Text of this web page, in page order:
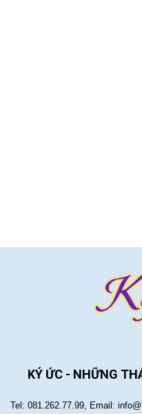
KÝ ỨC - NHỮNG
Tel: 081.262.77.99, Email: